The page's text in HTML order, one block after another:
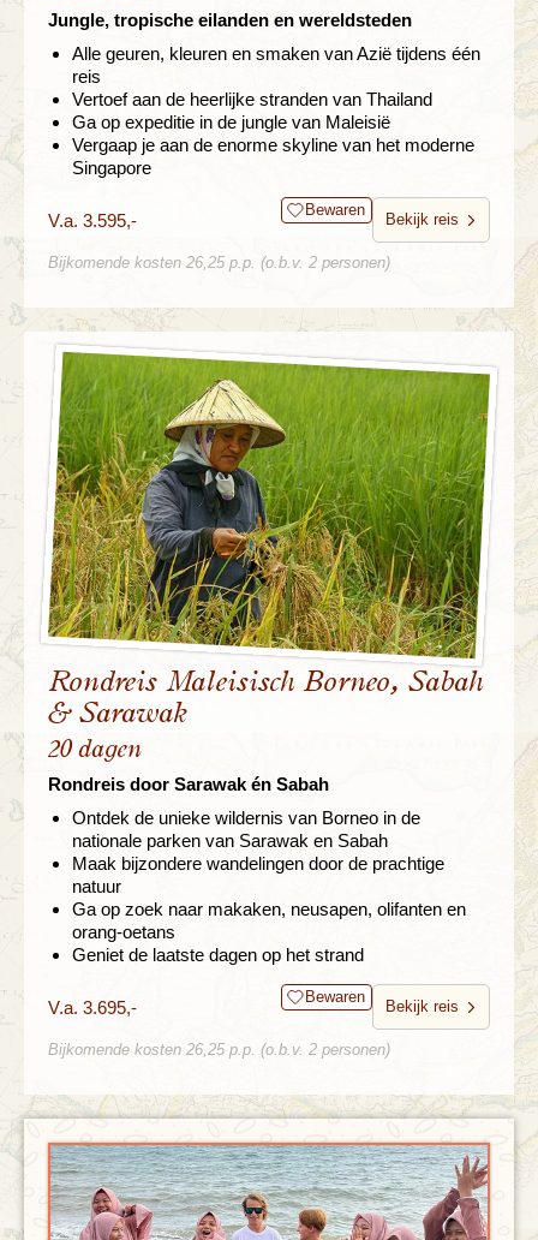
Jungle, tropische eilanden en wereldsteden
Alle geuren, kleuren en smaken van Azië tijdens één
reis
Vertoef aan de heerlijke stranden van Thailand
Ga op expeditie in de jungle van Maleisië
Vergaap je aan de enorme skyline van het moderne
Singapore
V.a. 3.595,- Bewaren
Bekijk reis
Bijkomende kosten 26,25 p.p. (o.b.v. 2 personen)
Rondreis Maleisisch Borneo, Sabah
& Sarawak
20 dagen
Rondreis door Sarawak én Sabah
Ontdek de unieke wildernis van Borneo in de
nationale parken van Sarawak en Sabah
Maak bijzondere wandelingen door de prachtige
natuur
Ga op zoek naar makaken, neusapen, olifanten en
orang-oetans
Geniet de laatste dagen op het strand
V.a. 3.695,- Bewaren
Bekijk reis
Bijkomende kosten 26,25 p.p. (o.b.v. 2 personen)